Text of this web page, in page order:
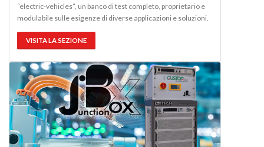
“electric-vehicles”, un banco di test completo, proprietario e
modulabile sulle esigenze di diverse applicazioni e soluzioni.
VISITA LA SEZIONE